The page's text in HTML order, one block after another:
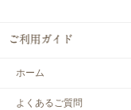
ホーム
よくあるご質問